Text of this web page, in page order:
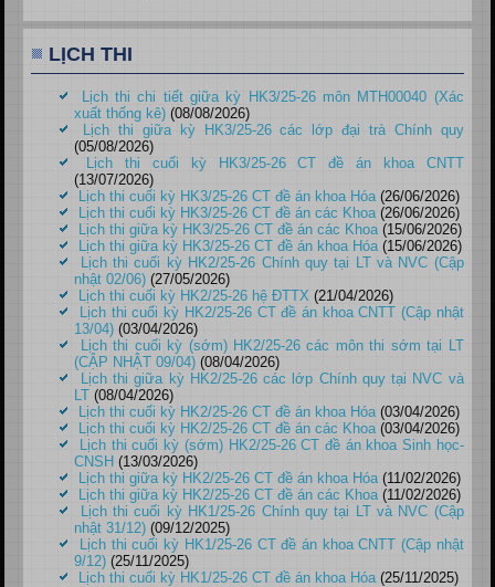
LỊCH THI
Lịch thi chi tiết giữa kỳ HK3/25-26 môn MTH00040 (Xác
xuất thống kê) (08/08/2026)
Lịch thi giữa kỳ HK3/25-26 các lớp đại trà Chính quy
(05/08/2026)
Lịch thi cuối kỳ HK3/25-26 CT đề án khoa CNTT
(13/07/2026)
Lịch thi cuối kỳ HK3/25-26 CT đề án khoa Hóa (26/06/2026)
Lịch thi cuối kỳ HK3/25-26 CT đề án các Khoa (26/06/2026)
Lịch thi giữa kỳ HK3/25-26 CT đề án các Khoa (15/06/2026)
Lịch thi giữa kỳ HK3/25-26 CT đề án khoa Hóa (15/06/2026)
Lịch thi cuối kỳ HK2/25-26 Chính quy tại LT và NVC (Cập
nhật 02/06) (27/05/2026)
Lịch thi cuối kỳ HK2/25-26 hệ ĐTTX (21/04/2026)
Lịch thi cuối kỳ HK2/25-26 CT đề án khoa CNTT (Cập nhật
13/04) (03/04/2026)
Lịch thi cuối kỳ (sớm) HK2/25-26 các môn thi sớm tại LT
(CẬP NHẬT 09/04) (08/04/2026)
Lịch thi giữa kỳ HK2/25-26 các lớp Chính quy tại NVC và
LT (08/04/2026)
Lịch thi cuối kỳ HK2/25-26 CT đề án khoa Hóa (03/04/2026)
Lịch thi cuối kỳ HK2/25-26 CT đề án các Khoa (03/04/2026)
Lịch thi cuối kỳ (sớm) HK2/25-26 CT đề án khoa Sinh học-
CNSH (13/03/2026)
Lịch thi giữa kỳ HK2/25-26 CT đề án khoa Hóa (11/02/2026)
Lịch thi giữa kỳ HK2/25-26 CT đề án các Khoa (11/02/2026)
Lịch thi cuối kỳ HK1/25-26 Chính quy tại LT và NVC (Cập
nhật 31/12) (09/12/2025)
Lịch thi cuối kỳ HK1/25-26 CT đề án khoa CNTT (Cập nhật
9/12) (25/11/2025)
Lịch thi cuối kỳ HK1/25-26 CT đề án khoa Hóa (25/11/2025)